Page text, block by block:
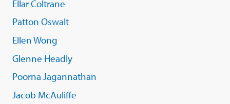
Ellar Coltrane
Patton Oswalt
Ellen Wong
Glenne Headly
Poorna Jagannathan
Jacob McAuliffe